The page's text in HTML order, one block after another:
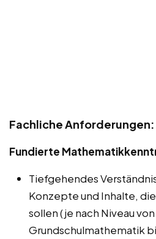
Fachliche Anforderungen:
Fundierte
Tiefgehendes
Konzepte und Inhalte,
sollen (je nach Niveau von
Grundschulmathematik